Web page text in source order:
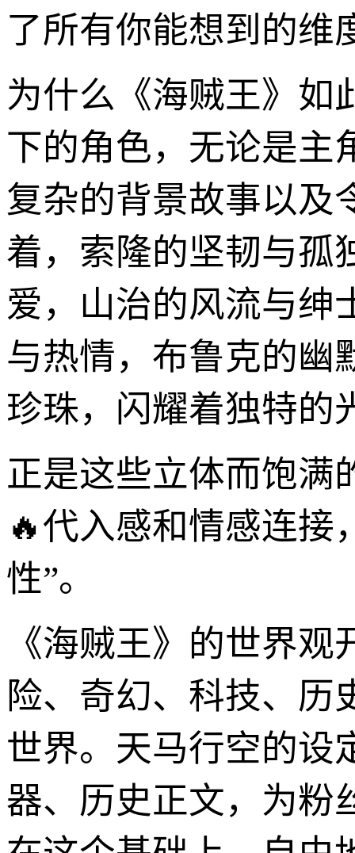
了所有你能想到的维
为什么《海贼王》如
下的角色，无论是主
复杂的背景故事以及
着，索隆的坚韧与孤
爱，山治的风流与绅
与热情，布鲁克的
珍珠，闪耀着独特的
正是这些立体而饱满
🔥代入感和情感连接
性”。
《海贼王》的世界
险、奇幻、科技、历
世界。天马行空的设
器、历史正文，为粉